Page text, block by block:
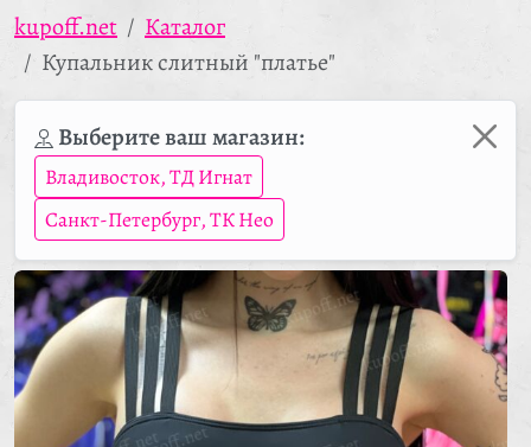
kupoff.net
Каталог
Купальник слитный "платье"
Выберите ваш магазин:
Владивосток, ТД Игнат
Санкт-Петербург, ТК Нео